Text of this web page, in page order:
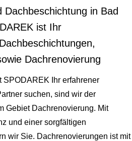
Dachbeschichtung in Bad
ist Ihr
Dachrenovierung
SPODAREK Ihr erfahrener
suchen, sind wir der
Gebiet Dachrenovierung. Mit
und einer sorgfältigen
wir Sie. Dachrenovierungen ist mit